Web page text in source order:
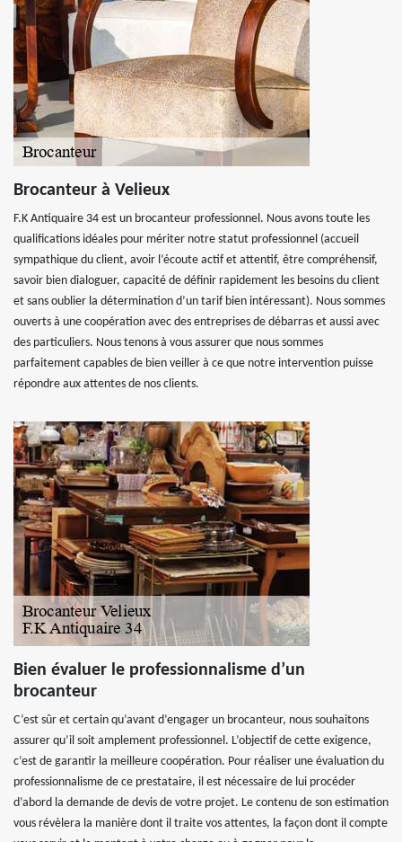
Brocanteur à Velieux
F.K Antiquaire 34 est un brocanteur professionnel. Nous avons toute les
qualifications idéales pour mériter notre statut professionnel (accueil
sympathique du client, avoir l’écoute actif et attentif, être compréhensif,
savoir bien dialoguer, capacité de définir rapidement les besoins du client
et sans oublier la détermination d’un tarif bien intéressant). Nous sommes
ouverts à une coopération avec des entreprises de débarras et aussi avec
des particuliers. Nous tenons à vous assurer que nous sommes
parfaitement capables de bien veiller à ce que notre intervention puisse
répondre aux attentes de nos clients.
Bien évaluer le professionnalisme d’un
brocanteur
C’est sûr et certain qu’avant d’engager un brocanteur, nous souhaitons
assurer qu’il soit amplement professionnel. L’objectif de cette exigence,
c’est de garantir la meilleure coopération. Pour réaliser une évaluation du
professionnalisme de ce prestataire, il est nécessaire de lui procéder
d’abord la demande de devis de votre projet. Le contenu de son estimation
vous révèlera la manière dont il traite vos attentes, la façon dont il compte